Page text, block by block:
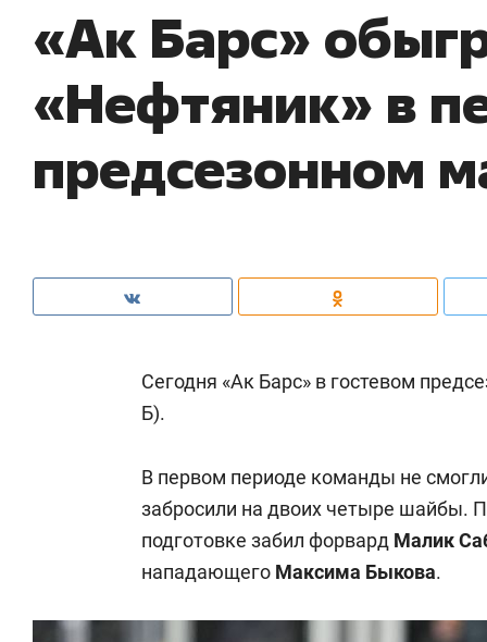
«Ак Барс»
«Нефтяник» в
предсезонном
Сегодня «Ак Барс» в гостевом
Б).
В первом периоде команды не
забросили на двоих четыре шайбы.
подготовке забил форвард Малик
нападающего Максима Быкова.